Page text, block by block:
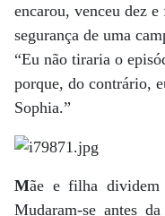
encarou, venceu dez
segurança de uma
“Eu não tiraria o
porque, do contrário,
Sophia.”
Mãe e filha dividem
Mudaram-se antes